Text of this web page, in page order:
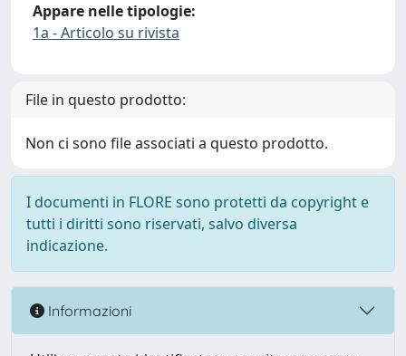
Appare nelle tipologie:
1a - Articolo su rivista
File in questo prodotto:
Non ci sono file associati a questo prodotto.
I documenti in FLORE sono protetti da copyright e
tutti i diritti sono riservati, salvo diversa
indicazione.
Informazioni